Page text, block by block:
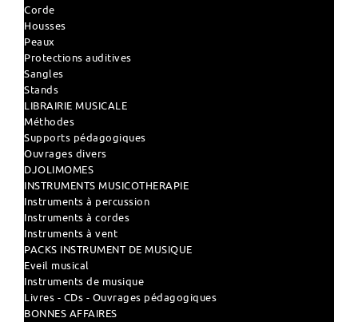
Corde
Housses
Peaux
Protections auditives
Sangles
Stands
LIBRAIRIE MUSICALE
Méthodes
Supports pédagogiques
Ouvrages divers
DJOLIMOMES
INSTRUMENTS MUSICOTHERAPIE
Instruments à percussion
Instruments à cordes
Instruments à vent
PACKS INSTRUMENT DE MUSIQUE
Eveil musical
Instruments de musique
Livres - CDs - Ouvrages pédagogiques
BONNES AFFAIRES